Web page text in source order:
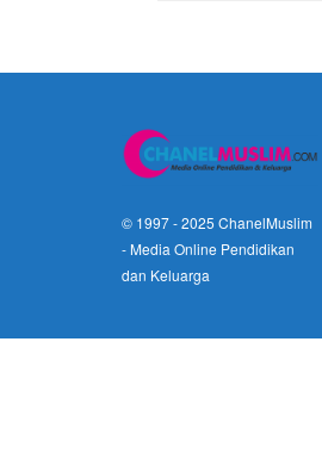
© 1997 - 2025 ChanelMuslim
- Media Online Pendidikan
dan Keluarga